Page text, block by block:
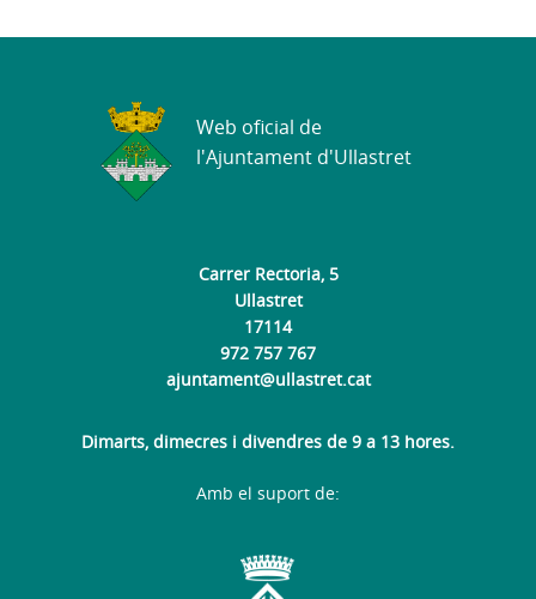
Carrer Rectoria, 5
Ullastret
17114
972 757 767
ajuntament@ullastret.cat
Dimarts, dimecres i divendres de 9 a 13 hores.
Web oficial de
l'Ajuntament d'Ullastret
Amb el suport de: